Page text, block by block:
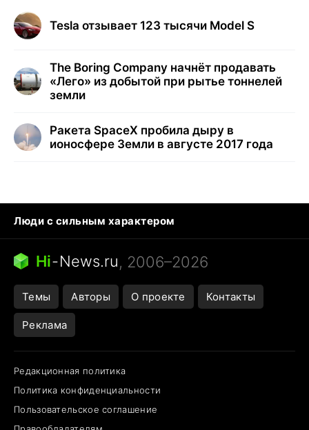
Tesla отзывает 123 тысячи Model S
The Boring Company начнёт продавать
«Лего» из добытой при рытье тоннелей
земли
Ракета SpaceX пробила дыру в
ионосфере Земли в августе 2017 года
Люди с сильным характером
Кошка писает на кровать
Тунцы в океанариуме
Ядовитые пауки России
Города в ядерной войне
Открытие в Google Maps
Hi-News.ru, 2006–2026
Темы Авторы О проекте Контакты
Реклама
Редакционная политика
Политика конфиденциальности
Пользовательское соглашение